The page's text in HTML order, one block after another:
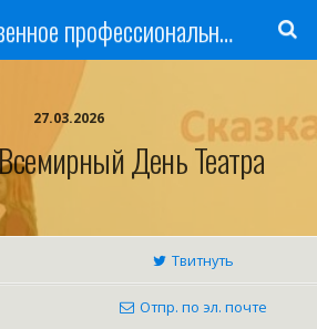
Государственное профессиональное образовательное учреждение
27.03.2026
День Театра
Твитнуть
Отпр. по эл. почте